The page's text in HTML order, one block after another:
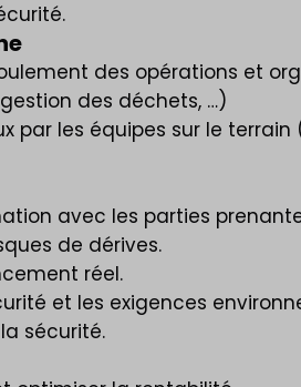
des opérations et
des déchets, …)
par les équipes sur le
avec les parties
de dérives.
réel.
et les exigences
sécurité.